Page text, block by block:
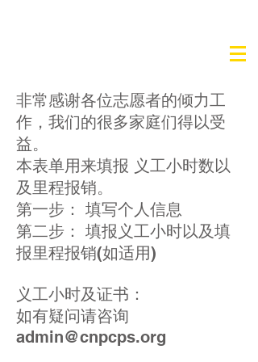
非常感谢各位志愿者的倾力工
作，我们的很多家庭们得以受
益。
本表单用来填报 义工小时数以
及里程报销。
第一步： 填写个人信息
第二步： 填报义工小时以及填
报里程报销(如适用)
义工小时及证书：
如有疑问请咨询
admin@cnpcps.org